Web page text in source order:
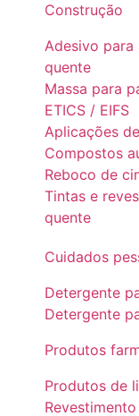
Construção
Adesivo para
quente
Massa para
ETICS / EIFS
Aplicações
Compostos
Reboco de
Tintas e
quente
Cuidados
Detergente
Detergente
Produtos
Produtos de